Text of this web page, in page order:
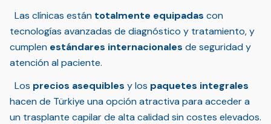
Las clínicas están totalmente equipadas con
tecnologías avanzadas de diagnóstico y tratamiento, y
cumplen estándares internacionales de seguridad y
atención al paciente.
Los precios asequibles y los paquetes integrales
hacen de Türkiye una opción atractiva para acceder a
un trasplante capilar de alta calidad sin costes elevados.